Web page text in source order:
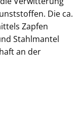
Die ca.
Zapfen
Stahlmantel
an der